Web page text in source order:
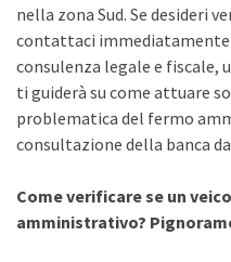
nella zona Sud. Se desideri
contattaci immediatamente
consulenza legale e
ti guiderà su come attuare
problematica del fermo
consultazione della banca
Come verificare se un
amministrativo?